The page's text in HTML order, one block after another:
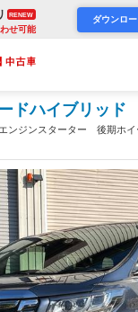
RENEW
せ可能
ダウンロー
ドハイブリッド
ンジンスターター 後期ホ